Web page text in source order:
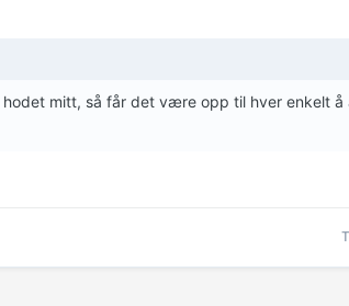
hodet mitt, så får det være opp til hver enkelt å